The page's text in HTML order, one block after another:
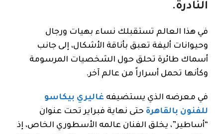
النادرة.
في هذا العالم تستقبلك نساء بهيات ورجال
وحيوانات أليفة تعبق بأناقة الأشكال، إلى جانب
أسماك طائرة تحلق حول الشخصيات المرسومة
وكأنها تحمل أسراراً من عالم آخر.
في معرضه الذي يستضيفه غاليري بيكاسو
للفنون بالقاهرة حتى نهاية فبراير تحت عنوان
“أساطير”، يخلق الفنان عالمه الأسطوري الخاص، إذ